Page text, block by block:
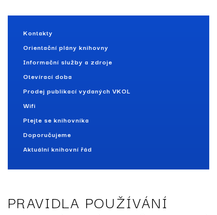
Kontakty
Orientační plány knihovny
Informační služby a zdroje
Otevírací doba
Prodej publikací vydaných VKOL
Wifi
Ptejte se knihovníka
Doporučujeme
Aktuální knihovní řád
PRAVIDLA POUŽÍVÁNÍ